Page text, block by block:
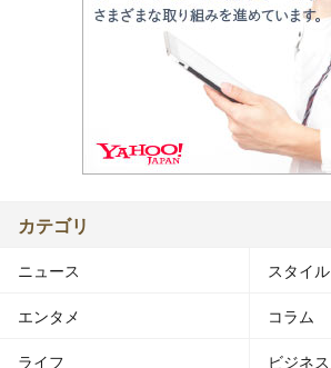
カテゴリ
ニュース スタイル
エンタメ コラム
ライフ ビジネス